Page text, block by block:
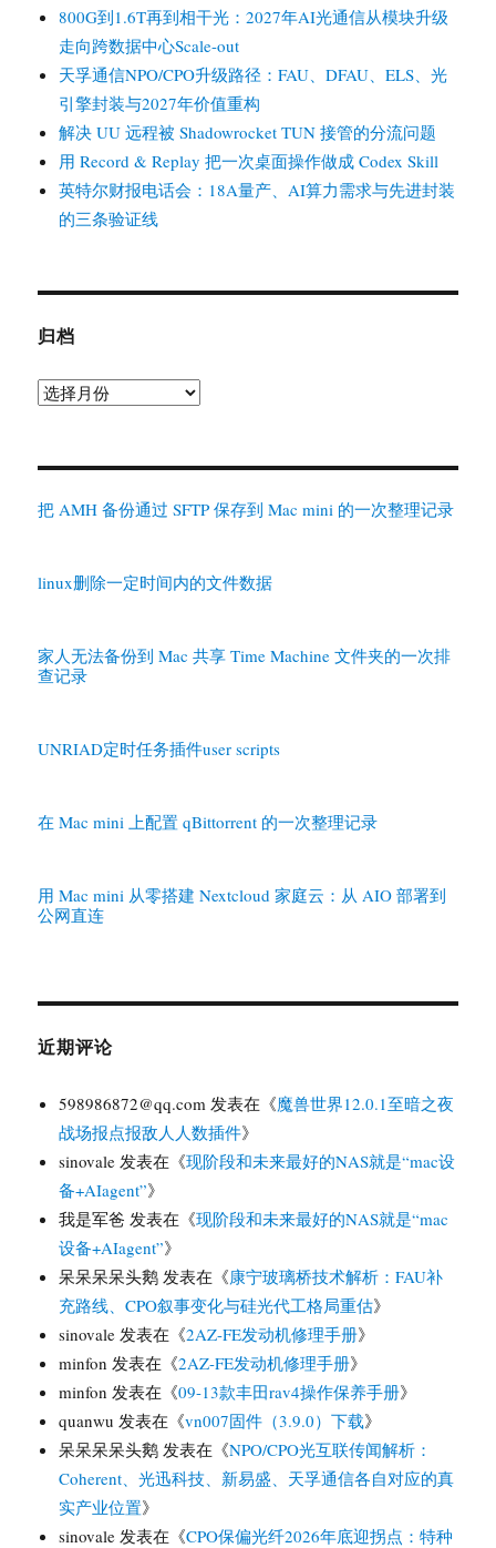
800G到1.6T再到相干光：2027年AI光通信从模块升级
走向跨数据中心Scale-out
天孚通信NPO/CPO升级路径：FAU、DFAU、ELS、光
引擎封装与2027年价值重构
解决 UU 远程被 Shadowrocket TUN 接管的分流问题
用 Record & Replay 把一次桌面操作做成 Codex Skill
英特尔财报电话会：18A量产、AI算力需求与先进封装
的三条验证线
归档
归
把 AMH 备份通过 SFTP 保存到 Mac mini 的一次整理记录
linux删除一定时间内的文件数据
家人无法备份到 Mac 共享 Time Machine 文件夹的一次排
查记录
UNRIAD定时任务插件user scripts
在 Mac mini 上配置 qBittorrent 的一次整理记录
用 Mac mini 从零搭建 Nextcloud 家庭云：从 AIO 部署到
公网直连
近期评论
598986872@qq.com 发表在《魔兽世界12.0.1至暗之夜
战场报点报敌人人数插件》
sinovale 发表在《现阶段和未来最好的NAS就是“mac设
备+AIagent”》
我是军爸 发表在《现阶段和未来最好的NAS就是“mac
设备+AIagent”》
呆呆呆呆头鹅 发表在《康宁玻璃桥技术解析：FAU补
充路线、CPO叙事变化与硅光代工格局重估》
sinovale 发表在《2AZ-FE发动机修理手册》
minfon 发表在《2AZ-FE发动机修理手册》
minfon 发表在《09-13款丰田rav4操作保养手册》
quanwu 发表在《vn007固件（3.9.0）下载》
呆呆呆呆头鹅 发表在《NPO/CPO光互联传闻解析：
Coherent、光迅科技、新易盛、天孚通信各自对应的真
实产业位置》
sinovale 发表在《CPO保偏光纤2026年底迎拐点：特种